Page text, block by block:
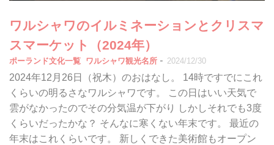
ワルシャワのイルミネーションとクリスマ
スマーケット（2024年）
ポーランド文化一覧 ワルシャワ観光名所 - 2024/12/30
2024年12月26日（祝木）のおはなし。 14時ですでにこれ
くらいの明るさなワルシャワです。 この日はいい天気で
雲がなかったのでその分気温が下がり しかしそれでも3度
くらいだったかな？ そんなに寒くない年末です。 最近の
年末はこれくらいです。 新しくできた美術館もオープン